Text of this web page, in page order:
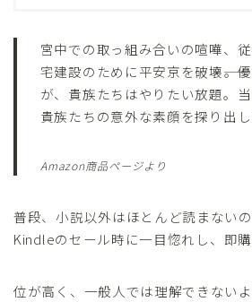
宮中での取っ組み合いの喧嘩、
宅建設のために平安京を破壊――。
が、貴族たちはやりたい放題。当
貴族たちの意外な素顔を探り出し
Amazon商品ページより
普段、小説以外はほとんど読まない
Kindleのセール時に一目惚れし、即購
位が高く、一般人では理解できない